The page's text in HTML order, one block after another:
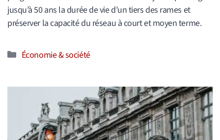
jusqu’à 50 ans la durée de vie d’un tiers des rames et
préserver la capacité du réseau à court et moyen terme.
Catégories
Économie & société